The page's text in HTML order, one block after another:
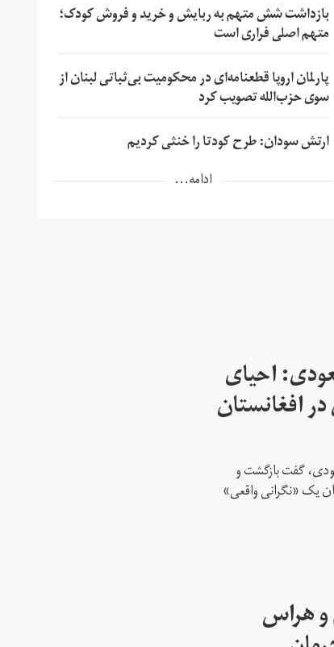
بازداشت شش متهم به ربایش و خرید و فروش کودک؛
متهم اصلی فراری است
پارلمان اروپا قطعنامه‌ای در محکومیت بی‌ثباتی لبنان از
سوی حزب‌الله تصویب کرد
ارتش سودان: طرح کودتا را خنثی کردیم
ادامه...
احیای
افغانستان
گفت بازگشت و
یک «نگرانی واقعی»
و هراس